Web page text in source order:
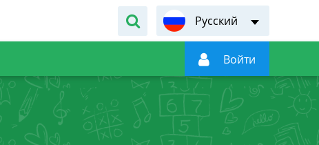
Русский
 Войти